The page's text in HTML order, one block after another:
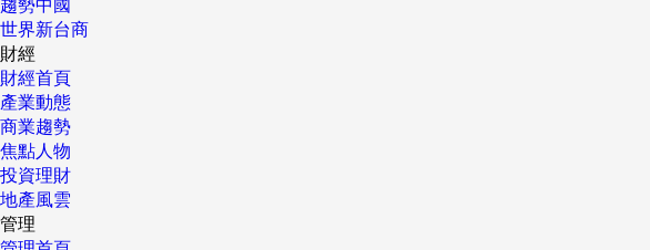
世界新台商
財經
財經首頁
產業動態
商業趨勢
焦點人物
投資理財
地產風雲
管理